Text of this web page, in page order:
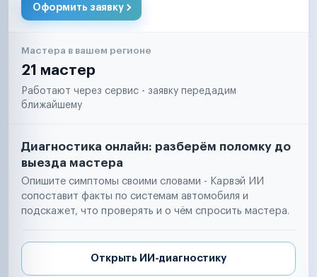
Оформить заявку
Мастера в вашем регионе
21 мастер
Работают через сервис - заявку передадим
ближайшему
Диагностика онлайн: разберём поломку до
выезда мастера
Опишите симптомы своими словами - Карвэй ИИ
сопоставит факты по системам автомобиля и
подскажет, что проверять и о чём спросить мастера.
Открыть ИИ-диагностику